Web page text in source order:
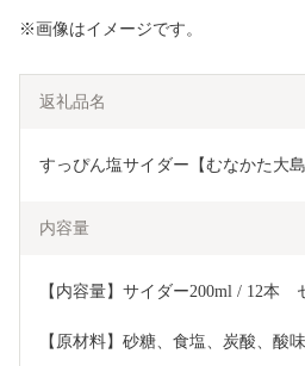
※画像はイメージです。
返礼品名
すっぴん塩サイダー【むなかた大
内容量
【内容量】サイダー200ml / 12本　